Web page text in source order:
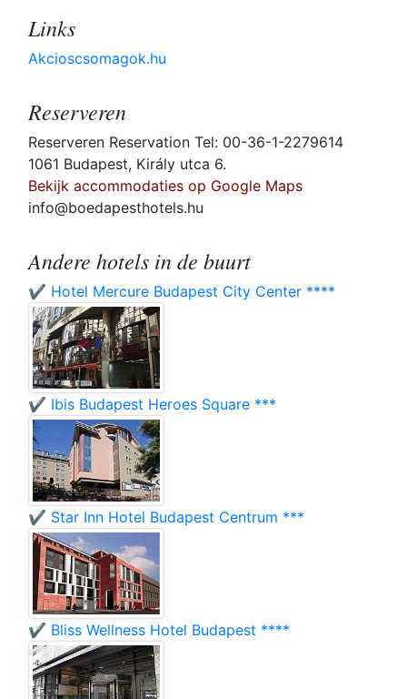
Links
Akcioscsomagok.hu
Reserveren
Reserveren Reservation Tel: 00-36-1-2279614
1061 Budapest, Király utca 6.
Bekijk accommodaties op Google Maps
info@boedapesthotels.hu
Andere hotels in de buurt
✔️ Hotel Mercure Budapest City Center ****
✔️ Ibis Budapest Heroes Square ***
✔️ Star Inn Hotel Budapest Centrum ***
✔️ Bliss Wellness Hotel Budapest ****